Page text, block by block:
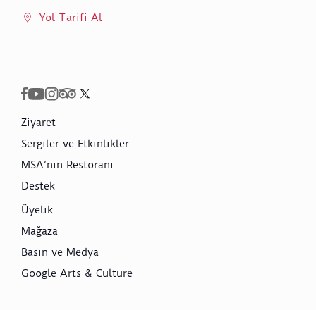
Yol Tarifi Al
Ziyaret
Sergiler ve Etkinlikler
MSA’nın Restoranı
Destek
Üyelik
Mağaza
Basın ve Medya
Google Arts & Culture